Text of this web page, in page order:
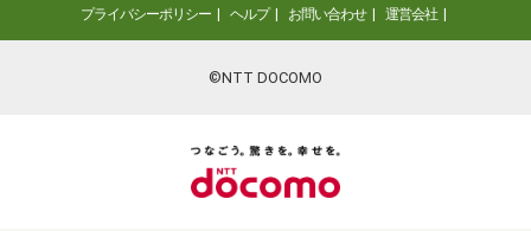
プライバシーポリシー ヘルプ お問い合わせ 運営会社
©NTT DOCOMO